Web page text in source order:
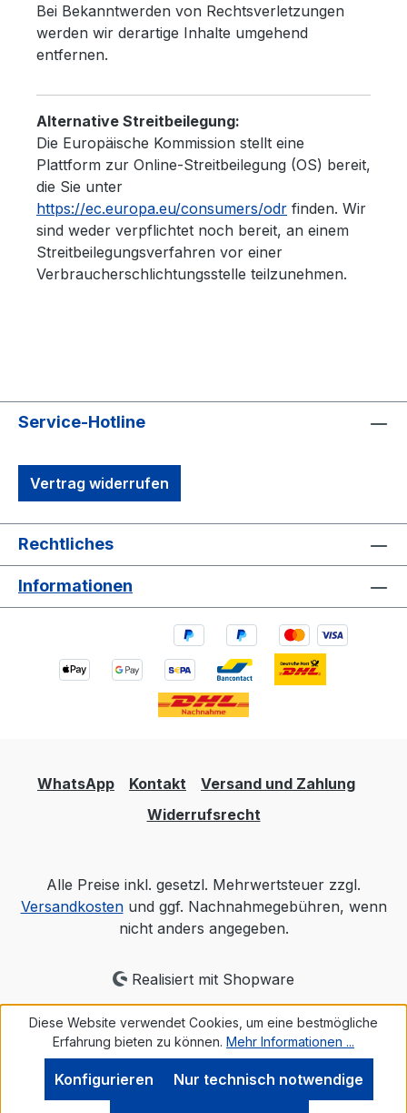
Bei Bekanntwerden von Rechtsverletzungen
werden wir derartige Inhalte umgehend
entfernen.
Alternative Streitbeilegung:
Die Europäische Kommission stellt eine
Plattform zur Online-Streitbeilegung (OS) bereit,
die Sie unter
https://ec.europa.eu/consumers/odr finden. Wir
sind weder verpflichtet noch bereit, an einem
Streitbeilegungsverfahren vor einer
Verbraucherschlichtungsstelle teilzunehmen.
Service-Hotline
Vertrag widerrufen
Rechtliches
Informationen
WhatsApp Kontakt
Versand und Zahlung
Widerrufsrecht
Alle Preise inkl. gesetzl. Mehrwertsteuer zzgl.
Versandkostenund ggf. Nachnahmegebühren, wenn
nicht anders angegeben.
Realisiert mit Shopware
Diese Website verwendet Cookies, um eine bestmögliche
Erfahrung bieten zu können. Mehr Informationen ...
Nur technisch notwendige
Konfigurieren